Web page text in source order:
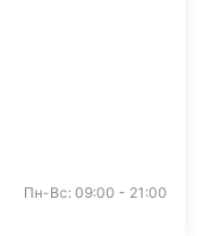
Пн-Вс: 09:00 - 21:00